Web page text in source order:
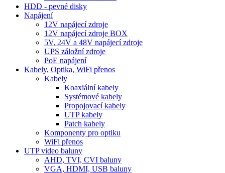
HDD - pevné disky
Napájení
12V napájecí zdroje
12V napájecí zdroje BOX
5V, 24V a 48V napájecí zdroje
UPS záložní zdroje
PoE napájení
Kabely, Optika, WiFi přenos
Kabely
Koaxiální kabely
Systémové kabely
Propojovací kabely
UTP kabely
Patch kabely
Komponenty pro optiku
WiFi přenos
UTP video baluny
AHD, TVI, CVI baluny
VGA, HDMI, USB baluny